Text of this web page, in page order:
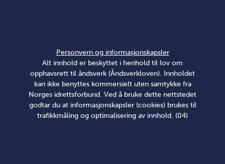
Personvern og informasjonskapsler
Alt innhold er beskyttet i henhold til lov om
opphavsrett til åndsverk (Åndsverkloven). Innholdet
kan ikke benyttes kommersielt uten samtykke fra
Norges idrettsforbund. Ved å bruke dette nettstedet
godtar du at informasjonskapsler (cookies) brukes til
trafikkmåling og optimalisering av innhold. (04)